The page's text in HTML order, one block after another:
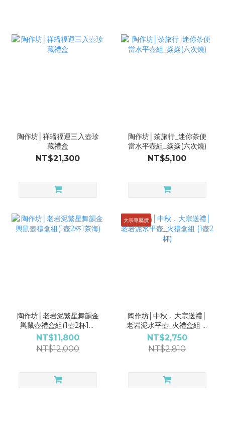
陶作坊│祥蟠福運三入壺珍
藏禮盒
NT$21,300
陶作坊│茶旅行_迷你茶便
當水平壺組_焱焱(六次燒)
NT$5,100
陶作坊│老岩泥繁星舞韻金
輿鼠壺禮盒組(1壺2杯1茶
海)
NT$11,800
NT$12,000
大宗專屬價
陶作坊│中秋．大宗送禮│
老岩泥水平壺_火禮盒組 (1
壺2杯)
NT$2,750
NT$2,810